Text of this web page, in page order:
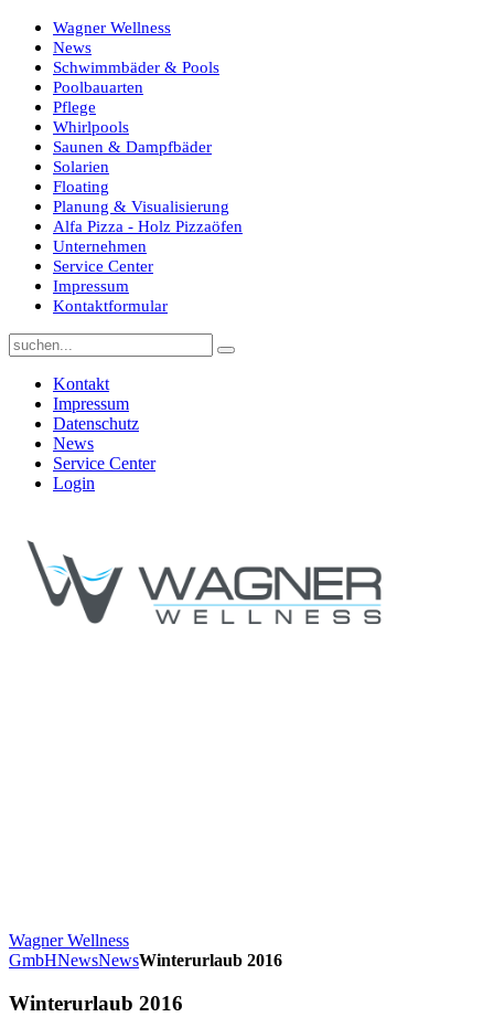
Wagner Wellness
News
Schwimmbäder & Pools
Poolbauarten
Pflege
Whirlpools
Saunen & Dampfbäder
Solarien
Floating
Planung & Visualisierung
Alfa Pizza - Holz Pizzaöfen
Unternehmen
Service Center
Impressum
Kontaktformular
Kontakt
Impressum
Datenschutz
News
Service Center
Login
Wagner Wellness
GmbHNewsNewsWinterurlaub 2016
Winterurlaub 2016